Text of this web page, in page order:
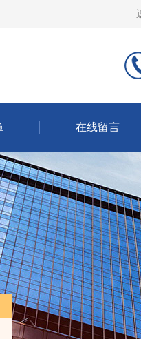
在线留言